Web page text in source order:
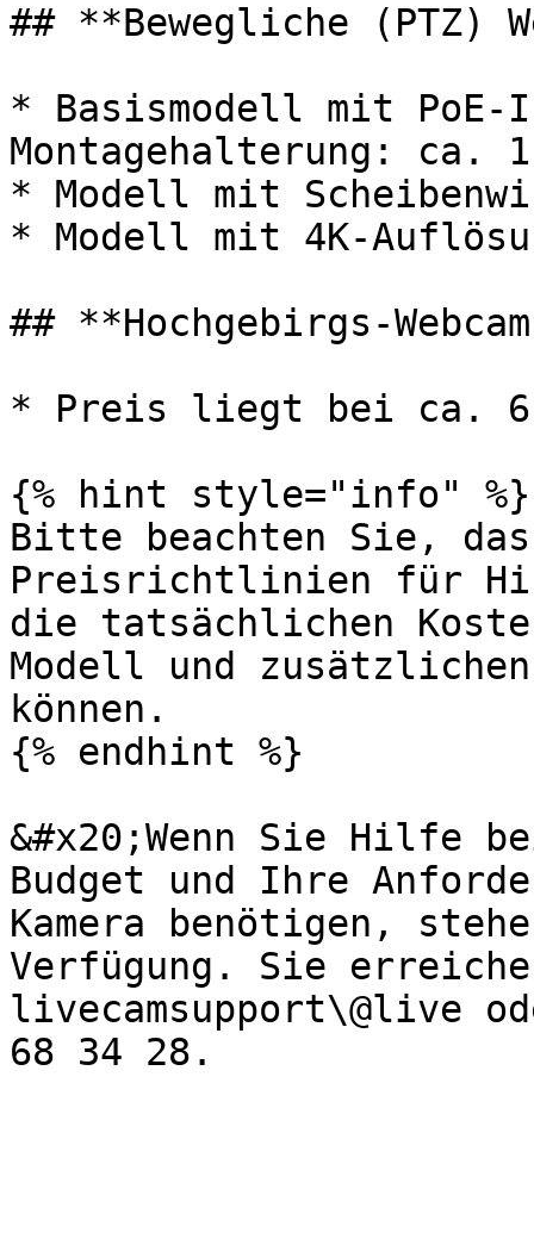
## **Bewegliche (PTZ)
* Basismodell mit PoE-
Montagehalterung: ca.
* Modell mit
* Modell mit 4K-
## **Hochgebirgs-
* Preis liegt bei ca.
{% hint style="info" %}
Bitte beachten Sie,
Preisrichtlinien für
die tatsächlichen
Modell und
können.
{% endhint %}
&#x20;Wenn Sie Hilfe
Budget und Ihre
Kamera benötigen,
Verfügung. Sie
livecamsupport\@live